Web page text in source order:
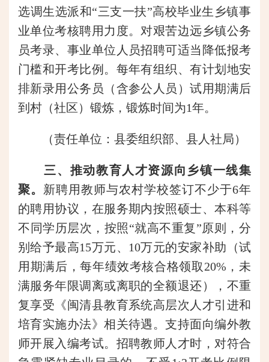
选调生选派和“三支一扶”高校毕业生乡镇事
业单位考核聘用力度。对艰苦边远乡镇公务
员考录、事业单位人员招聘可适当降低报考
门槛和开考比例。每年有组织、有计划地安
排新录用公务员（含参公人员）试用期满后
到村（社区）锻炼，锻炼时间为1年。
（责任单位：县委组织部、县人社局）
三、推动教育人才资源向乡镇一线集
聚。 新聘用教师与农村学校签订不少于6年
的聘用协议，在服务期内按照硕士、本科等
不同学历层次，按照“就高不重复”原则，分
别给予最高15万元、10万元的安家补助（试
用期满后，每年绩效考核合格领取20%，未
满服务年限调离或离职的全额退还），不重
复享受《闽清县教育系统高层次人才引进和
培育实施办法》相关待遇。支持面向编外教
师开展入编考试。招聘教师人才时，对符合